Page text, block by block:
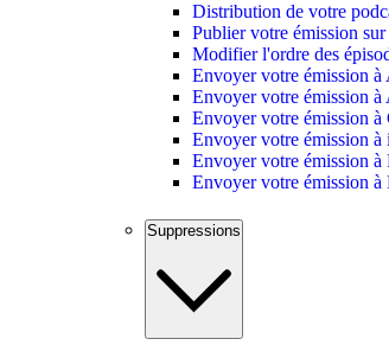
Distribution de votre
Publier votre émission
Modifier l'ordre des
Envoyer votre émission à
Envoyer votre émission
Envoyer votre émission à
Envoyer votre émission à
Envoyer votre émission à
Envoyer votre émission à
Suppressions